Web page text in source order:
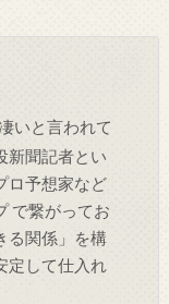
いと言われて
新聞記者とい
ロ予想家など
で繋がってお
る関係」を構
定して仕入れ